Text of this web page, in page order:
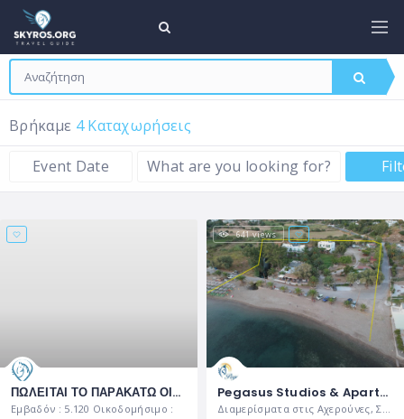
Βρήκαμε 4 Καταχωρήσεις
Event Date What are you looking for?
ΠΩΛΕΙΤΑΙ ΤΟ ΠΑΡΑΚΑΤΩ ΟΙΚΟΠΕΔΟ
Εμβαδόν : 5.120 Οικοδομήσιμο :
641 views
Pegasus Studios & Apartments
Διαμερίσματα στις Αχερούνες, Σκύρου